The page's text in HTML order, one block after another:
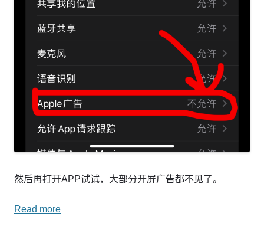
然后再打开APP试试，大部分开屏广告都不见了。
Read more